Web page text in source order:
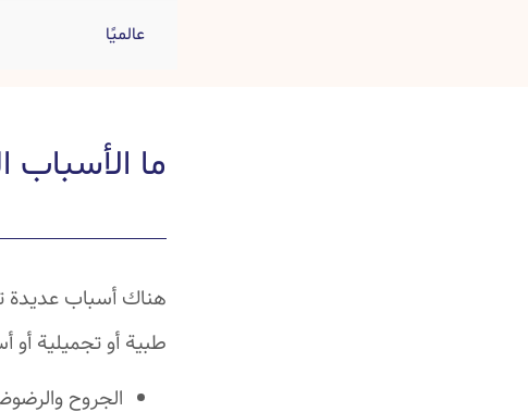
عالميًا
ما الأسباب
هناك أسباب عديدة
طبية أو تجميلية أو
الجروح